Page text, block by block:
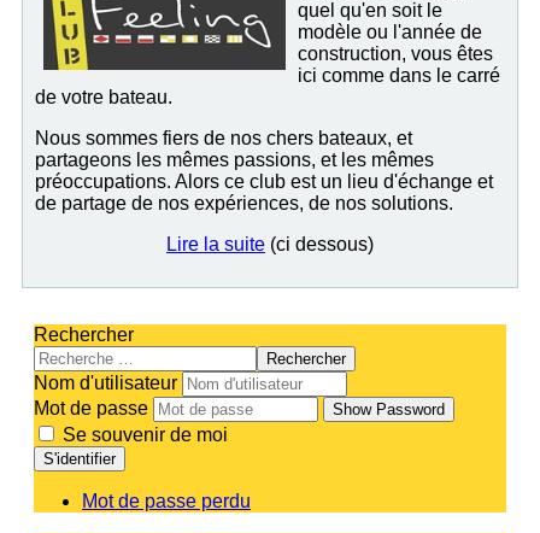
quel qu'en soit le
modèle ou l'année de
construction, vous êtes
ici comme dans le carré
de votre bateau.
Nous sommes fiers de nos chers bateaux, et
partageons les mêmes passions, et les mêmes
préoccupations. Alors ce club est un lieu d'échange et
de partage de nos expériences, de nos solutions.
Lire la suite (ci dessous)
Rechercher
Rechercher
Nom d'utilisateur
Mot de passe
Show Password
Se souvenir de moi
S'identifier
Mot de passe perdu